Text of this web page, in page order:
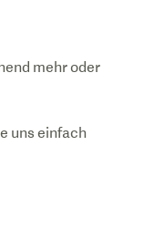
mehr oder
uns einfach